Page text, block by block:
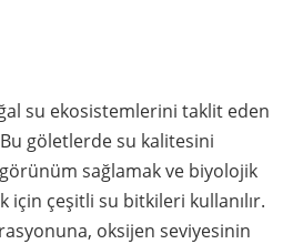
su ekosistemlerini taklit eden
göletlerde su kalitesini
sağlamak ve biyolojik
için çeşitli su bitkileri kullanılır.
oksijen seviyesinin